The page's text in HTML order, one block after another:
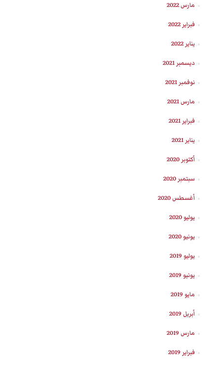
مارس 2022
فبراير 2022
يناير 2022
ديسمبر 2021
نوفمبر 2021
مارس 2021
فبراير 2021
يناير 2021
أكتوبر 2020
سبتمبر 2020
أغسطس 2020
يوليو 2020
يونيو 2020
يوليو 2019
يونيو 2019
مايو 2019
أبريل 2019
مارس 2019
فبراير 2019